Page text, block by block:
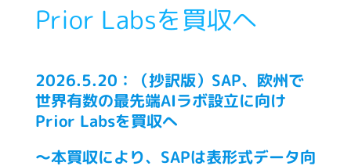
Prior Labsを買収へ
2026.5.20：（抄訳版）SAP、欧州で
世界有数の最先端AIラボ設立に向け
Prior Labsを買収へ
～本買収により、SAPは表形式データ向